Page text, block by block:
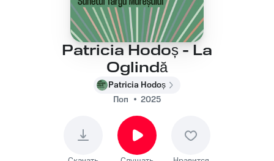
Patricia Hodoș - La
Oglindă
Patricia Hodoș
Поп
2025